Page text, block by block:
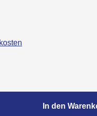
gewünschten
In den